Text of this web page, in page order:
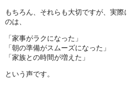
もちろん、それらも大切ですが、実際
のは、
「家事がラクになった」
「朝の準備がスムーズになった」
「家族との時間が増えた」
という声です。